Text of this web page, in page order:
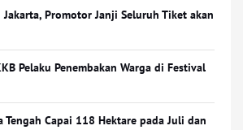
Promotor Janji Seluruh Tiket akan
Pelaku Penembakan Warga di Festival
Capai 118 Hektare pada Juli dan